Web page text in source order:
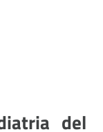
del